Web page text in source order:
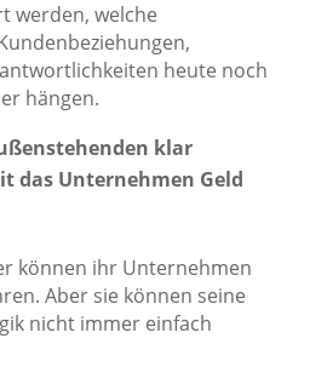
werden, welche
heute noch
hängen.
klar
das Unternehmen Geld
können ihr Unternehmen
Aber sie können seine
nicht immer einfach